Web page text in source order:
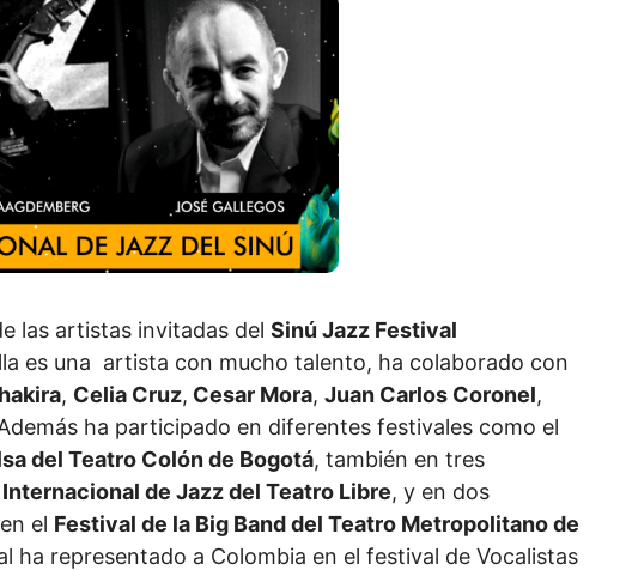
las artistas invitadas del Sinú Jazz Festival
es una artista con mucho talento, ha colaborado con
, Celia Cruz, Cesar Mora, Juan Carlos Coronel,
ha participado en diferentes festivales como el
del Teatro Colón de Bogotá, también en tres
de Jazz del Teatro Libre, y en dos
el Festival de la Big Band del Teatro Metropolitano de
ha representado a Colombia en el festival de Vocalistas